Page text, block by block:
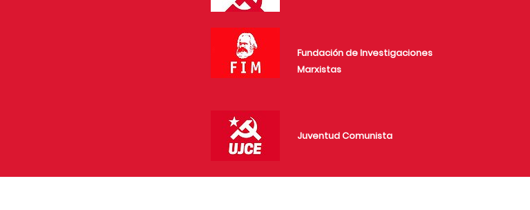
Fundación de Investigaciones
Marxistas
Juventud Comunista